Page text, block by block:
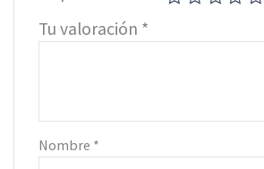
Tu valoración *
Nombre *